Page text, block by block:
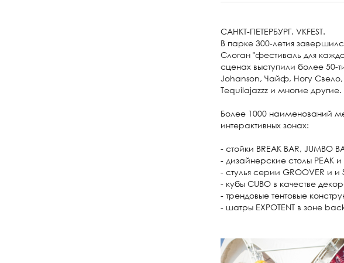
САНКТ-ПЕТЕРБУРГ. VKFEST.
В парке 300-летия
Слоган "фестиваль для
сценах выступили более 50-
Johanson, Чайф, Ногу
Tequilajazzz и многие другие.
Более 1000 наименований
интерактивных зонах:
- стойки BREAK BAR, JUMBO
- дизайнерские столы PEAK и
- стулья серии GROOVER и и
- кубы CUBO в качестве
- трендовые тентовые
- шатры EXPOTENT в зоне